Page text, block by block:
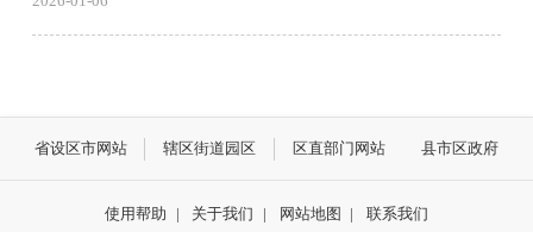
省设区市网站 辖区街道园区 区直部门网站 县市区政府
使用帮助 | 关于我们 | 网站地图 | 联系我们